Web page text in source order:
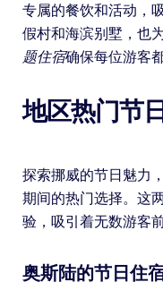
专属的餐饮和活动，
假村和海滨别墅，也
题住宿确保每位游客
地区热门节
探索挪威的节日魅力
期间的热门选择。这
验，吸引着无数游客
奥斯陆的节日住